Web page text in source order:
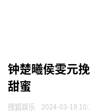
钟楚曦侯雯元
甜蜜
搜狐娱乐 2024-03-19